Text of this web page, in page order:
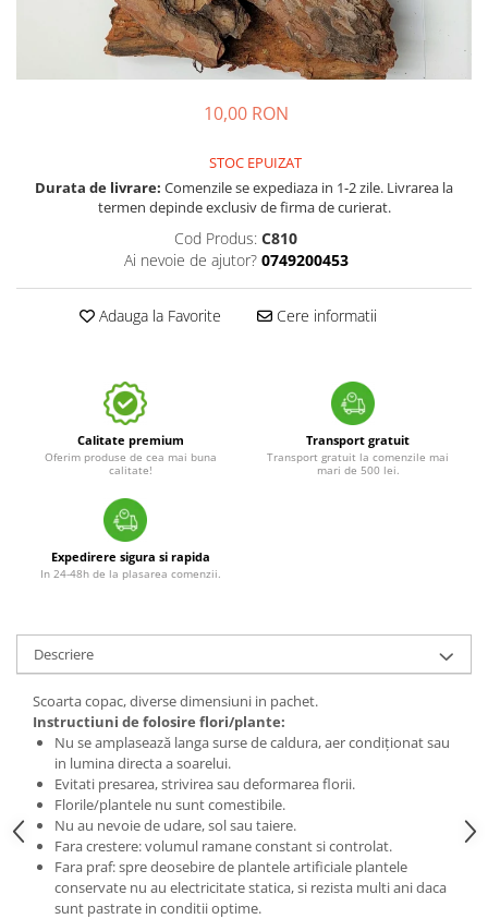
10,00 RON
STOC EPUIZAT
Durata de livrare: Comenzile se expediaza in 1-2 zile. Livrarea la
termen depinde exclusiv de firma de curierat.
Cod Produs: C810
Ai nevoie de ajutor? 0749200453
Adauga la Favorite Cere informatii
Calitate premium
Oferim produse de cea mai buna
calitate!
Transport gratuit
Transport gratuit la comenzile mai
mari de 500 lei.
Expedirere sigura si rapida
In 24-48h de la plasarea comenzii.
Descriere
Scoarta copac, diverse dimensiuni in pachet.
Instructiuni de folosire flori/plante:
Nu se amplasează langa surse de caldura, aer condiționat sau
in lumina directa a soarelui.
Evitati presarea, strivirea sau deformarea florii.
Florile/plantele nu sunt comestibile.
Nu au nevoie de udare, sol sau taiere.
Fara crestere: volumul ramane constant si controlat.
Fara praf: spre deosebire de plantele artificiale plantele
conservate nu au electricitate statica, si rezista multi ani daca
sunt pastrate in conditii optime.